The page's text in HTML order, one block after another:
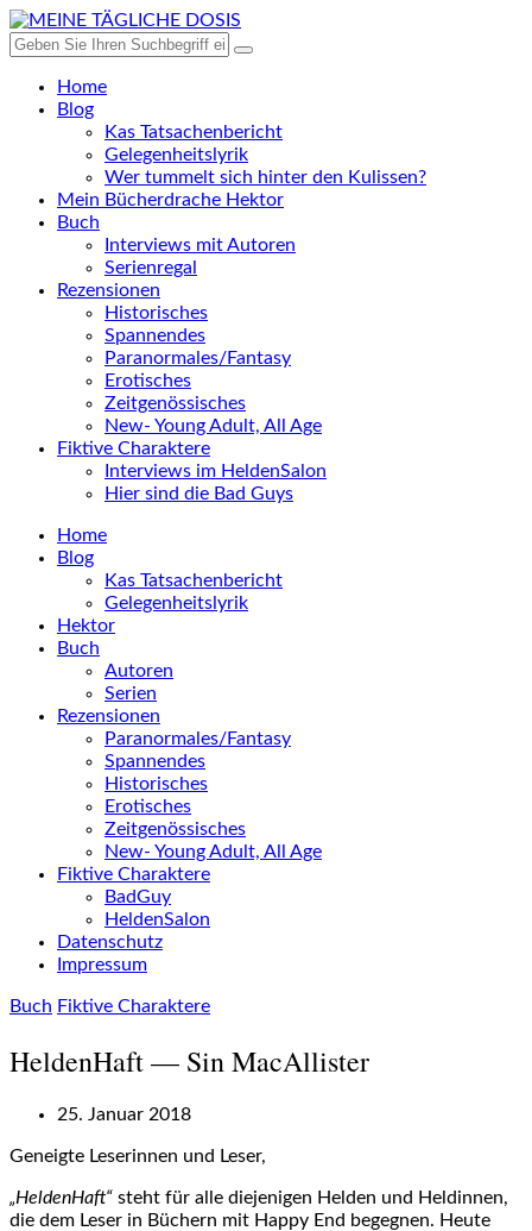
Home
Blog
Kas Tatsachenbericht
Gelegenheitslyrik
Wer tummelt sich hinter den Kulissen?
Mein Bücherdrache Hektor
Buch
Interviews mit Autoren
Serienregal
Rezensionen
Historisches
Spannendes
Paranormales/Fantasy
Erotisches
Zeitgenössisches
New- Young Adult, All Age
Fiktive Charaktere
Interviews im HeldenSalon
Hier sind die Bad Guys
Home
Blog
Kas Tatsachenbericht
Gelegenheitslyrik
Hektor
Buch
Autoren
Serien
Rezensionen
Paranormales/Fantasy
Spannendes
Historisches
Erotisches
Zeitgenössisches
New- Young Adult, All Age
Fiktive Charaktere
BadGuy
HeldenSalon
Datenschutz
Impressum
Buch Fiktive Charaktere
HeldenHaft — Sin MacAllister
25. Januar 2018
Geneigte Leserinnen und Leser,
„HeldenHaft“ steht für alle diejenigen Helden und Heldinnen,
die dem Leser in Büchern mit Happy End begegnen. Heute